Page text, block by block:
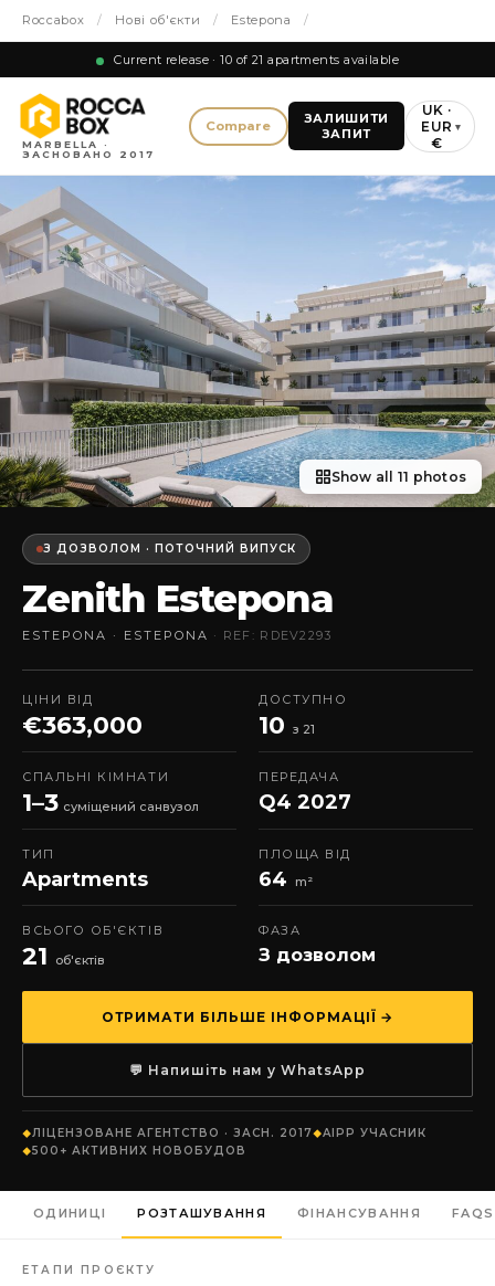
Roccabox / Нові об'єкти / Estepona /
Current release · 10 of 21 apartments available
MARBELLA ·
ЗАСНОВАНО 2017
Compare
ЗАЛИШИТИ
ЗАПИТ
UK ·
EUR
€
▾
Show all 11 photos
З ДОЗВОЛОМ · ПОТОЧНИЙ ВИПУСК
Zenith Estepona
ESTEPONA · ESTEPONA · REF: RDEV2293
ЦІНИ ВІД
€363,000
ДОСТУПНО
10 з 21
СПАЛЬНІ КІМНАТИ
1–3 суміщений санвузол
ПЕРЕДАЧА
Q4 2027
ТИП
Apartments
ПЛОЩА ВІД
64 m²
ВСЬОГО ОБ'ЄКТІВ
21 об'єктів
ФАЗА
З дозволом
ОТРИМАТИ БІЛЬШЕ ІНФОРМАЦІЇ →
💬 Напишіть нам у WhatsApp
ЛІЦЕНЗОВАНЕ АГЕНТСТВО · ЗАСН. 2017
AIPP УЧАСНИК
500+ АКТИВНИХ НОВОБУДОВ
ОДИНИЦІ РОЗТАШУВАННЯ ФІНАНСУВАННЯ FAQS
ЕТАПИ ПРОЄКТУ